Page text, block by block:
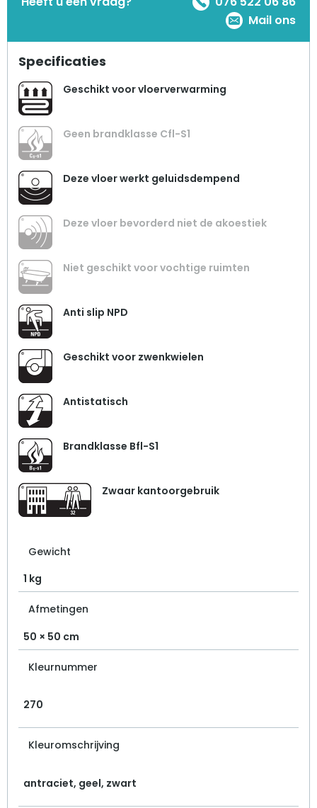
Mail ons
Specificaties
Geschikt voor vloerverwarming
Geen brandklasse Cfl-S1
Deze vloer werkt geluidsdempend
Deze vloer bevorderd niet de akoestiek
Niet geschikt voor vochtige ruimten
Anti slip NPD
Geschikt voor zwenkwielen
Antistatisch
Brandklasse Bfl-S1
Zwaar kantoorgebruik
Gewicht
1 kg
Afmetingen
50 × 50 cm
Kleurnummer
270
Kleuromschrijving
antraciet, geel, zwart